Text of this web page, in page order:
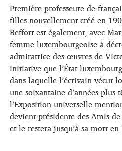
Première professeure de
filles nouvellement créé en
Beffort est également, avec
femme luxembourgeoise à
admiratrice des œuvres de
initiative que l’État
dans laquelle l’écrivain vécut
une soixantaine d’années plus
l’Exposition universelle
devient présidente des Amis
et le restera jusqu’à sa mort